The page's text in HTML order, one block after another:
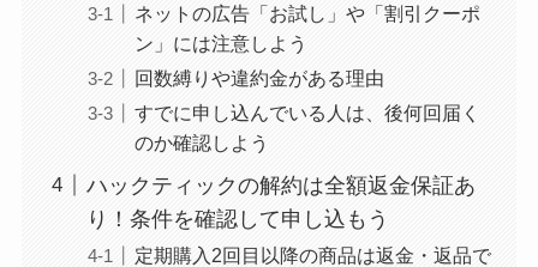
なにわサプリ
Sivorune(シボルネ)
なぜ解約できない？
ニューZの解約まと
め！電話が繋がらな
ネットの広告「お試し」や「割引クーポ
ン」には注意しよう
回数縛りや違約金がある理由
すでに申し込んでいる人は、後何回届く
のか確認しよう
ハックティックの解約は全額返金保証あ
り！条件を確認して申し込もう
定期購入2回目以降の商品は返金・返品で